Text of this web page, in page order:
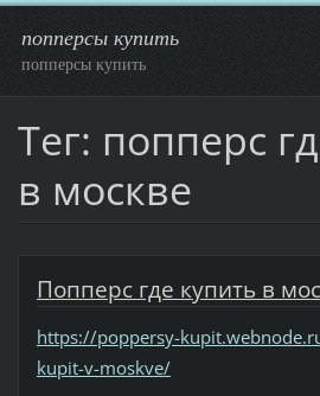
попперсы купить
попперсы купить
Тег: попперс
в москве
Попперс где купить в
https://poppersy-
kupit-v-moskve/